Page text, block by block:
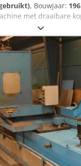
, Bouwjaar:
met draaibare
Bouwjaar: 1965
(iso/mk): 4 Djdpfsq